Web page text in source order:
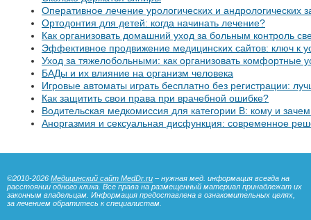
Оперативное лечение урологических и андрологических
Ортодонтия для детей: когда начинать лечение?
Как организовать домашний уход за больным контроль
Эффективное продвижение медицинских сайтов: ключ к
Уход за тяжелобольными: как организовать комфортные
БАДы и их влияние на организм человека
Игровые автоматы играть бесплатно без регистрации:
Как защитить свои права при врачебной ошибке?
Водительская медкомиссия для категории B: кому и
Аноргазмия и сексуальная дисфункция: современное
©2010-2026 Медицинский сайт MedDr.ru – нужная мед. информация всегда на
расстоянии одного клика. Все права на размещенный материал принадлежат их
законным владельцам. Информация предоставлена в ознакомительных целях,
за лечением обратитесь к специалистам.